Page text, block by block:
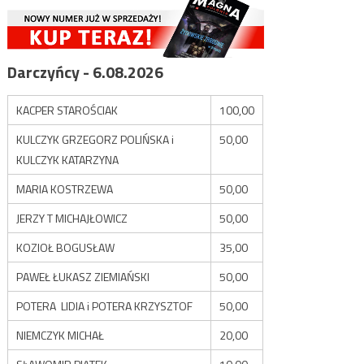
Darczyńcy - 6.08.2026
KACPER STAROŚCIAK
100,00
KULCZYK GRZEGORZ POLIŃSKA i
KULCZYK KATARZYNA
50,00
MARIA KOSTRZEWA
50,00
JERZY T MICHAJŁOWICZ
50,00
KOZIOŁ BOGUSŁAW
35,00
PAWEŁ ŁUKASZ ZIEMIAŃSKI
50,00
POTERA LIDIA i POTERA KRZYSZTOF
50,00
NIEMCZYK MICHAŁ
20,00